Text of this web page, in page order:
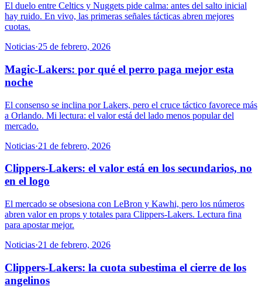
El duelo entre Celtics y Nuggets pide calma: antes del salto inicial
hay ruido. En vivo, las primeras señales tácticas abren mejores
cuotas.
Noticias·25 de febrero, 2026
Magic-Lakers: por qué el perro paga mejor esta
noche
El consenso se inclina por Lakers, pero el cruce táctico favorece más
a Orlando. Mi lectura: el valor está del lado menos popular del
mercado.
Noticias·21 de febrero, 2026
Clippers-Lakers: el valor está en los secundarios, no
en el logo
El mercado se obsesiona con LeBron y Kawhi, pero los números
abren valor en props y totales para Clippers-Lakers. Lectura fina
para apostar mejor.
Noticias·21 de febrero, 2026
Clippers-Lakers: la cuota subestima el cierre de los
angelinos